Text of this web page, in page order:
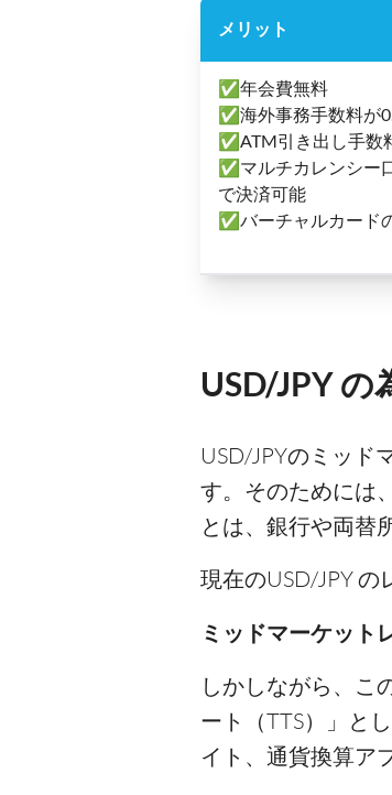
メリット
✅年会費無料
✅海外事務手数料が
✅ATM引き出し手数
✅マルチカレンシー
で決済可能
✅バーチャルカード
USD/JPY の
USD/JPYのミッド
す。そのためには
とは、銀行や両替
現在のUSD/JPY の
ミッドマーケット
しかしながら、こ
ート（TTS）」と
イト、通貨換算ア